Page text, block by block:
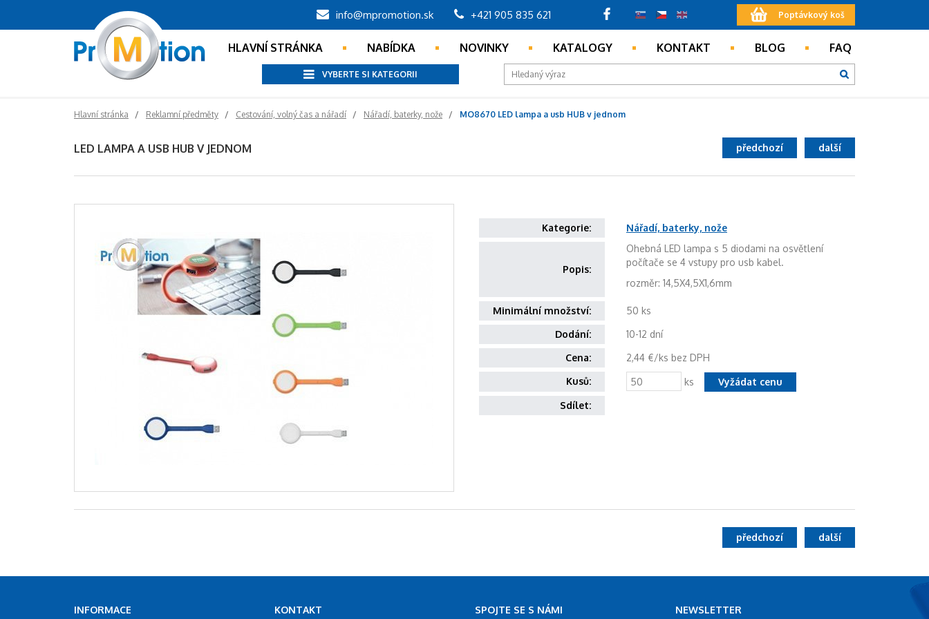
Poptávkový koš
info@mpromotion.sk +421 905 835 621
HLAVNÍ STRÁNKA NABÍDKA NOVINKY KATALOGY KONTAKT BLOG FAQ
VYBERTE SI KATEGORII
Hlavní stránka Reklamní předměty Cestování, volný čas a nářadí Nářadí, baterky, nože MO8670 LED lampa a usb HUB v jednom
LED LAMPA A USB HUB V JEDNOM další
předchozí
Kategorie: Nářadí, baterky, nože
Popis:
Ohebná LED lampa s 5 diodami na osvětlení
počítače se 4 vstupy pro usb kabel.
rozměr: 14,5X4,5X1,6mm
Minimální množství:
50 ks
Dodání:
10-12 dní
Cena:
2,44 €/ks bez DPH
Kusů:
ks
Sdílet:
další
předchozí
INFORMACE KONTAKT SPOJTE SE S NÁMI NEWSLETTER